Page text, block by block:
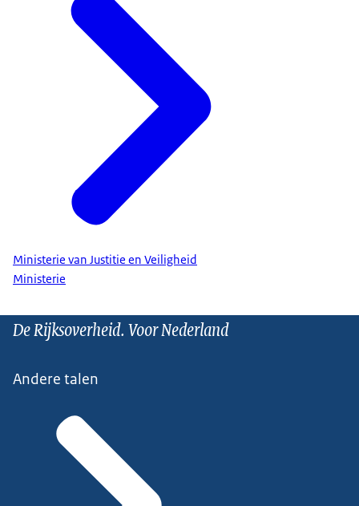
Ministerie van Justitie en Veiligheid
Ministerie
De Rijksoverheid. Voor Nederland
Andere talen